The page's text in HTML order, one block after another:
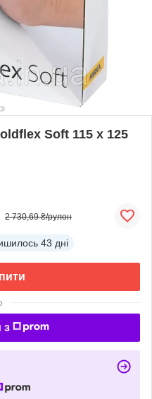
Soft 115 x 125
2 730,69 ₴/рулон
43 дні
з